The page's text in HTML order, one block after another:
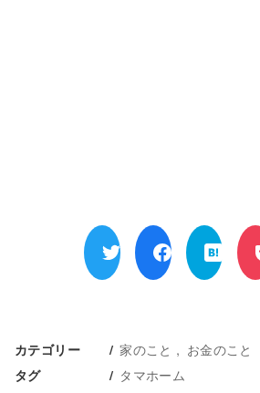
カテゴリー 家のこと お金のこと
タグ タマホーム